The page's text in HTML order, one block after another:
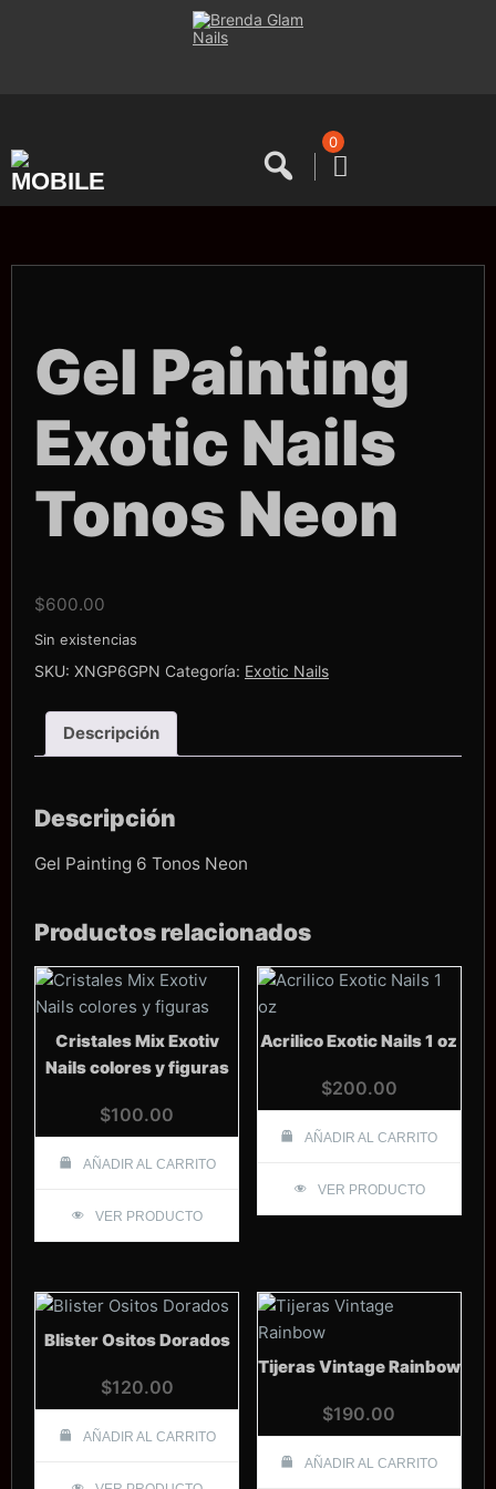
0
Gel Painting
Exotic Nails
Tonos Neon
$600.00
Sin existencias
SKU: XNGP6GPN Categoría: Exotic Nails
Descripción
Descripción
Gel Painting 6 Tonos Neon
Productos relacionados
Cristales Mix Exotiv
Nails colores y figuras
$100.00
AÑADIR AL CARRITO
VER PRODUCTO
Acrilico Exotic Nails 1 oz
$200.00
AÑADIR AL CARRITO
VER PRODUCTO
Blister Ositos Dorados
$120.00
AÑADIR AL CARRITO
Tijeras Vintage Rainbow
$190.00
AÑADIR AL CARRITO